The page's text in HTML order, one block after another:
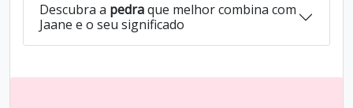
Descubra a pedraque melhor combina com
Jaane e o seu significado